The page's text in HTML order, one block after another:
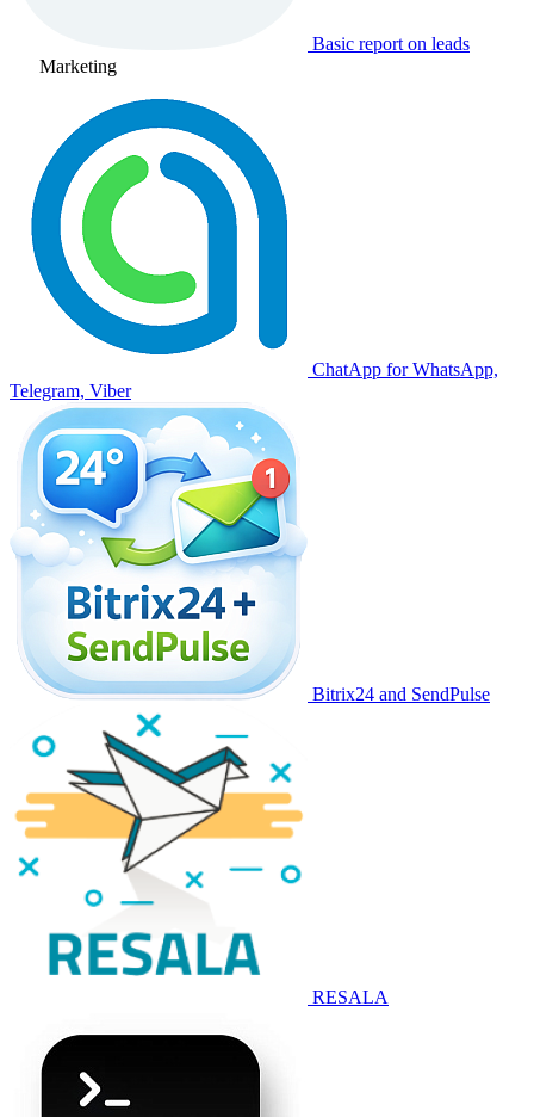
Basic report on leads
Marketing
ChatApp for WhatsApp,
Telegram, Viber
Bitrix24 and SendPulse
RESALA